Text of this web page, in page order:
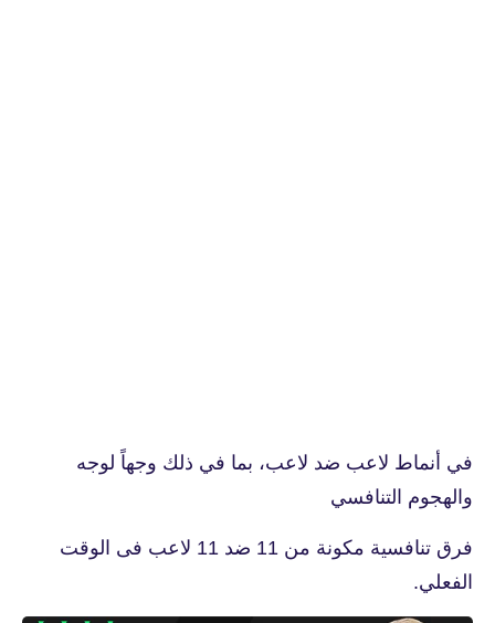
في أنماط لاعب ضد لاعب، بما في ذلك وجهاً لوجه
والهجوم التنافسي
فرق تنافسية مكونة من 11 ضد 11 لاعب فى الوقت
الفعلي.